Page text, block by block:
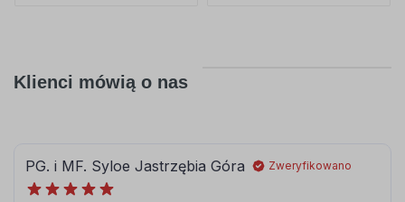
Klienci mówią o nas